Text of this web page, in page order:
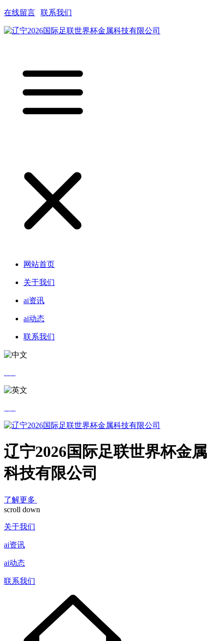
在线留言 联系我们
网站首页
关于我们
ai资讯
ai动态
联系我们
辽宁2026国际足联世界杯金属
科技有限公司
了解更多
scroll down
关于我们
ai资讯
ai动态
联系我们